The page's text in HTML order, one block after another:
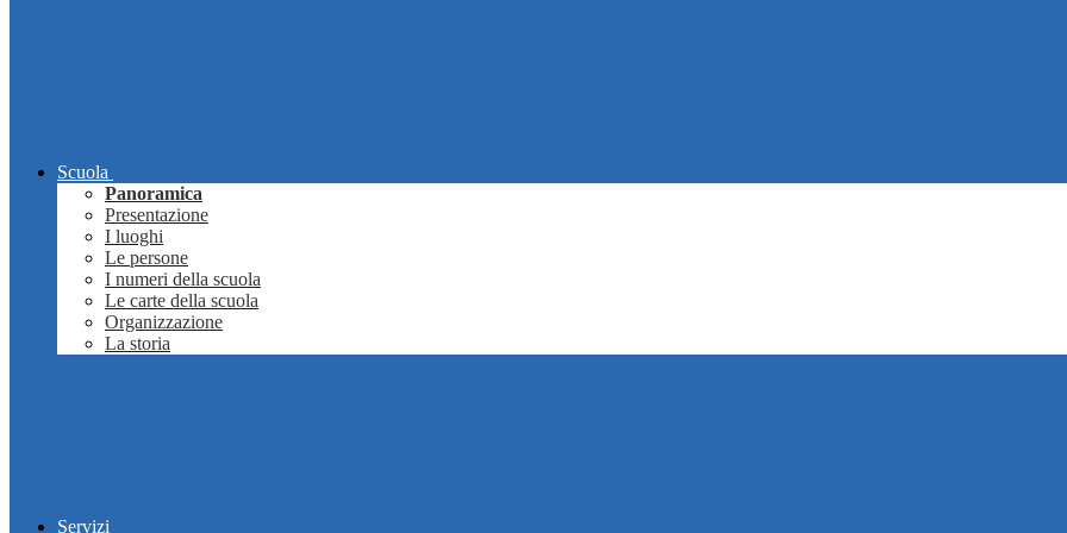
Scuola
Panoramica
Presentazione
I luoghi
Le persone
I numeri della scuola
Le carte della scuola
Organizzazione
La storia
Servizi